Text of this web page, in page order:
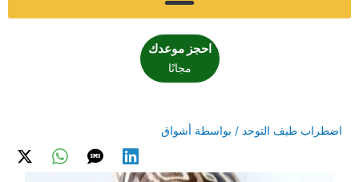
احجز موعدك
مجانًا
اضطراب طيف التوحد / بواسطة أشواق